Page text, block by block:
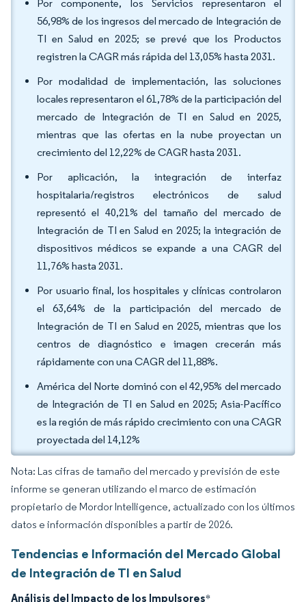
Por componente, los Servicios representaron el
56,98% de los ingresos del mercado de Integración de
TI en Salud en 2025; se prevé que los Productos
registren la CAGR más rápida del 13,05% hasta 2031.
Por modalidad de implementación, las soluciones
locales representaron el 61,78% de la participación del
mercado de Integración de TI en Salud en 2025,
mientras que las ofertas en la nube proyectan un
crecimiento del 12,22% de CAGR hasta 2031.
Por aplicación, la integración de interfaz
hospitalaria/registros electrónicos de salud
representó el 40,21% del tamaño del mercado de
Integración de TI en Salud en 2025; la integración de
dispositivos médicos se expande a una CAGR del
11,76% hasta 2031.
Por usuario final, los hospitales y clínicas controlaron
el 63,64% de la participación del mercado de
Integración de TI en Salud en 2025, mientras que los
centros de diagnóstico e imagen crecerán más
rápidamente con una CAGR del 11,88%.
América del Norte dominó con el 42,95% del mercado
de Integración de TI en Salud en 2025; Asia-Pacífico
es la región de más rápido crecimiento con una CAGR
proyectada del 14,12%
Nota: Las cifras de tamaño del mercado y previsión de este
informe se generan utilizando el marco de estimación
propietario de Mordor Intelligence, actualizado con los últimos
datos e información disponibles a partir de 2026.
Tendencias e Información del Mercado Global
de Integración de TI en Salud
Análisis del Impacto de los Impulsores*